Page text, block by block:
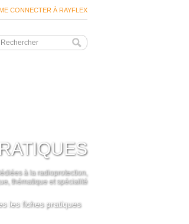
ME CONNECTER À RAYFLEX
à la radioprotection,
thématique et spécialité
les fiches pratiques